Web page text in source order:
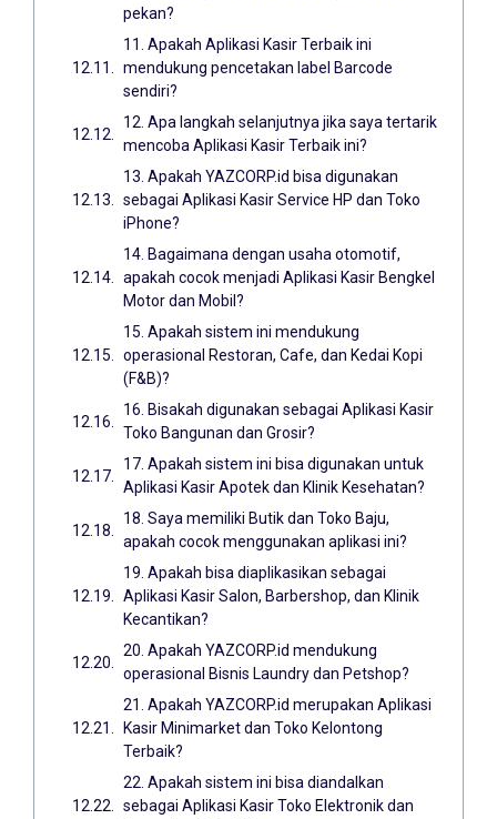
pekan?
11. Apakah Aplikasi Kasir Terbaik ini
mendukung pencetakan label Barcode
sendiri?
12. Apa langkah selanjutnya jika saya tertarik
mencoba Aplikasi Kasir Terbaik ini?
13. Apakah YAZCORP.id bisa digunakan
sebagai Aplikasi Kasir Service HP dan Toko
iPhone?
14. Bagaimana dengan usaha otomotif,
apakah cocok menjadi Aplikasi Kasir Bengkel
Motor dan Mobil?
15. Apakah sistem ini mendukung
operasional Restoran, Cafe, dan Kedai Kopi
(F&B)?
16. Bisakah digunakan sebagai Aplikasi Kasir
Toko Bangunan dan Grosir?
17. Apakah sistem ini bisa digunakan untuk
Aplikasi Kasir Apotek dan Klinik Kesehatan?
18. Saya memiliki Butik dan Toko Baju,
apakah cocok menggunakan aplikasi ini?
19. Apakah bisa diaplikasikan sebagai
Aplikasi Kasir Salon, Barbershop, dan Klinik
Kecantikan?
20. Apakah YAZCORP.id mendukung
operasional Bisnis Laundry dan Petshop?
21. Apakah YAZCORP.id merupakan Aplikasi
Kasir Minimarket dan Toko Kelontong
Terbaik?
22. Apakah sistem ini bisa diandalkan
sebagai Aplikasi Kasir Toko Elektronik dan